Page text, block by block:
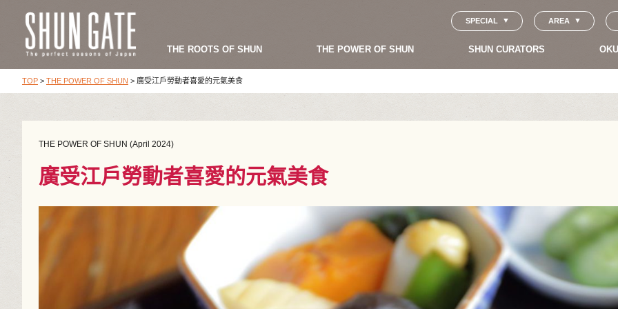
SPECIAL AREA
THE ROOTS OF SHUN THE POWER OF SHUN SHUN CURATORS
TOP > THE POWER OF SHUN > 廣受江戶勞動者喜愛的元氣美食
THE POWER OF SHUN (April 2024)
廣受江戶勞動者喜愛的元氣美食